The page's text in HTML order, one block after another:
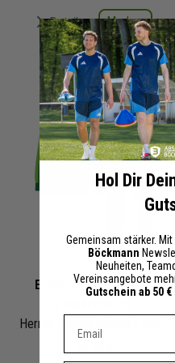
Details Merken
+ 0 Interessenten
Erima Trainingsanzug
57,73 €
Hol Dir
Gemeinsam stärker. Mit
Böckmann
Neuheiten,
Vereinsangebote
Gutschein ab 50
Dein E-mail Adresse